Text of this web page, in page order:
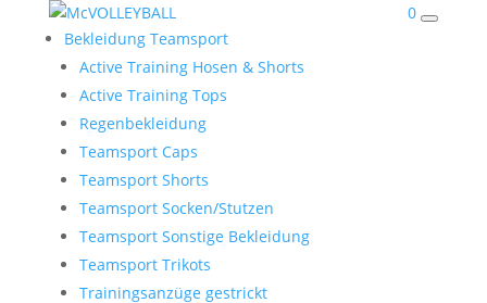
0
Bekleidung Teamsport
Active Training Hosen & Shorts
Active Training Tops
Regenbekleidung
Teamsport Caps
Teamsport Shorts
Teamsport Socken/Stutzen
Teamsport Sonstige Bekleidung
Teamsport Trikots
Trainingsanzüge gestrickt